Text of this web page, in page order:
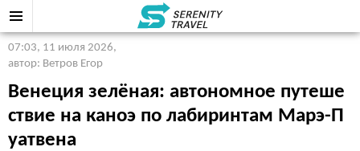
07:03, 11 июля 2026,
автор: Ветров Егор
Венеция зелёная: автономное путеше
ствие на каноэ по лабиринтам Марэ-П
уатвена